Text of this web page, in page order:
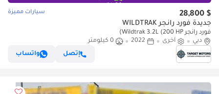
$ 28,800 سيارات مميزة
جديدة فورد رانجر WILDTRAK
فورد رانجر Wildtrak 3.2L (200 HP)
دبي
أخرى 2022
0 كيلومتر
إتصل
واتساب